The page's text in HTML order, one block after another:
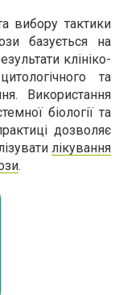
вибору тактики
базується на
клініко-
та
Використання
біології та
дозволяє
лікування
.